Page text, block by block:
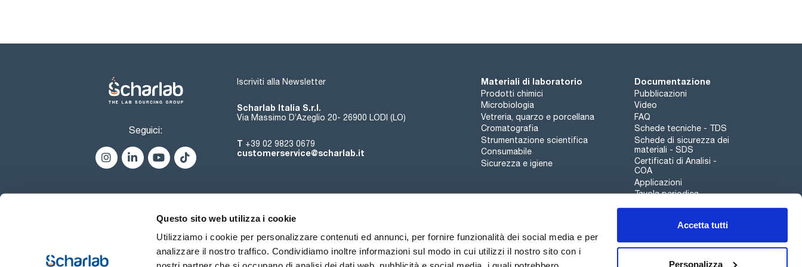
Questo sito web utilizza i cookie
Utilizziamo i cookie per personalizzare contenuti ed annunci, per fornire funzionalità dei social media e per
analizzare il nostro traffico. Condividiamo inoltre informazioni sul modo in cui utilizzi il nostro sito con i
Accetta tutti
Personalizza
Tetrachloromethane 2000ug/ml [56-23-5]
m-Xylene 2000ug/ml [108-38-3]
Methyl-tert.butylether 2000ug/ml [1634-04-4]
Bromodichloromethane 2000ug/ml [75-27-4]
Seguici:
Iscriviti alla Newsletter
Scharlab Italia S.r.l.
Via Massimo D’Azeglio 20- 26900 LODI (LO)
T +39 02 9823 0679
customerservice@scharlab.it
Materiali di laboratorio
Prodotti chimici
Microbiologia
Vetreria, quarzo e porcellana
Cromatografia
Strumentazione scientifica
Consumabile
Sicurezza e igiene
Documentazione
Pubblicazioni
Video
FAQ
Schede tecniche - TDS
Schede di sicurezza dei
materiali - SDS
Certificati di Analisi -
COA
Applicazioni
Tavola periodica
Canale di segnalazioni
Chi siamo Eventi Contatto Novità